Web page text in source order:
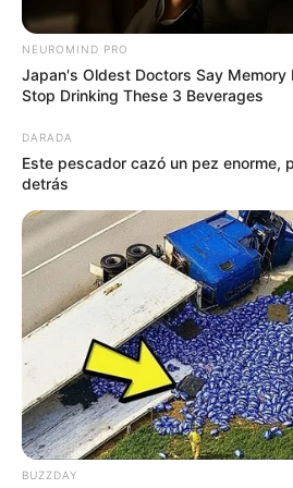
Alcaldía de la Ceja - 2025
Mascotas -La Ceja - 2025
Por:
Verónica Gómez Perea
Febrero 18, 2025
NEUROMIND PRO
Japan's Oldest Doctors Say
Stop Drinking These 3 Beverages
DARADA
Este pescador cazó un pez enorme,
detrás
BUZZDAY